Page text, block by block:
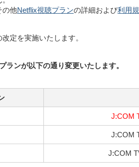
の他Netflix視聴プランの詳細および利用
定を実施いたします。
ンが以下の通り変更いたします。
J:COM
J:COM
J:COM